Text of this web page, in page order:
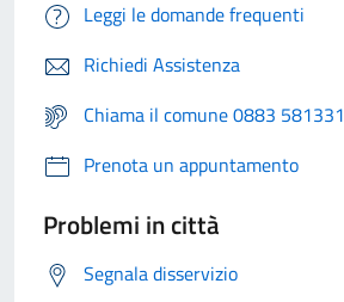
Leggi le domande frequenti
Richiedi Assistenza
Chiama il comune 0883 581331
Prenota un appuntamento
Problemi in città
Segnala disservizio